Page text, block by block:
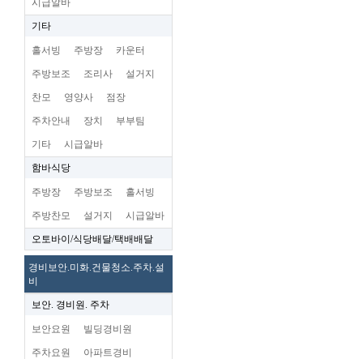
시급알바
기타
홀서빙 주방장 카운터
주방보조 조리사 설거지
찬모 영양사 점장
주차안내 장치 부부팀
기타 시급알바
함바식당
주방장 주방보조 홀서빙
주방찬모 설거지 시급알바
오토바이/식당배달/택배배달
경비보안.미화.건물청소.주차.설
비
보안. 경비원. 주차
보안요원 빌딩경비원
주차요원 아파트경비